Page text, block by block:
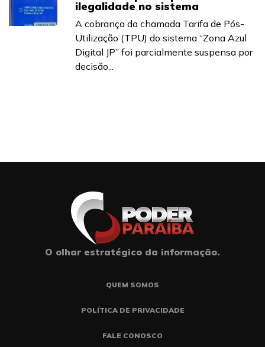
ilegalidade no sistema
A cobrança da chamada Tarifa de Pós-
Utilização (TPU) do sistema “Zona Azul
Digital JP” foi parcialmente suspensa por
decisão...
O olhar estratégico da informação.
QUEM SOMOS
POLÍTICA DE PRIVACIDADE
FALE CONOSCO